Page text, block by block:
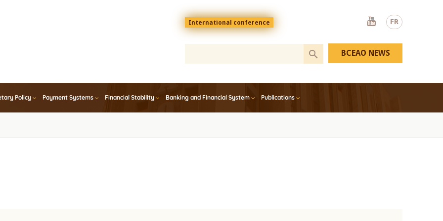
FR
Menu
top
En
International conference
Youtube
Policy Payment Systems Financial Stability Banking and Financial System Publications
BCEAO NEWS